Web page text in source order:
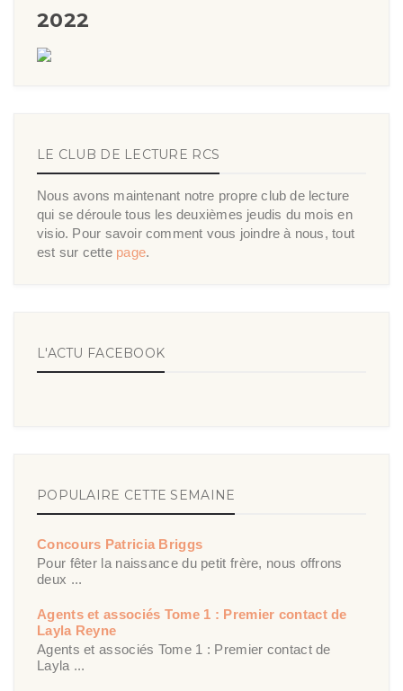
2022
LE CLUB DE LECTURE RCS
Nous avons maintenant notre propre club de lecture
qui se déroule tous les deuxièmes jeudis du mois en
visio. Pour savoir comment vous joindre à nous, tout
est sur cette page.
L'ACTU FACEBOOK
POPULAIRE CETTE SEMAINE
Concours Patricia Briggs
Pour fêter la naissance du petit frère, nous offrons
deux ...
Agents et associés Tome 1 : Premier contact de
Layla Reyne
Agents et associés Tome 1 : Premier contact de
Layla ...